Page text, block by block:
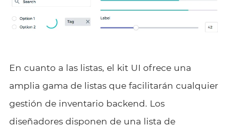
En cuanto a las listas, el kit UI ofrece una
amplia gama de listas que facilitarán cualquier
gestión de inventario backend. Los
diseñadores disponen de una lista de